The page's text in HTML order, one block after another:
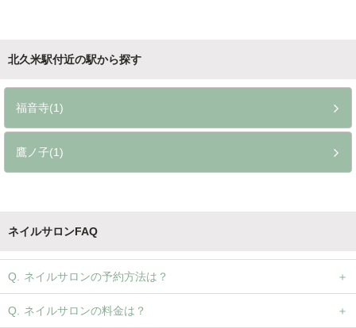
北久米駅付近の駅から探す
福音寺(1)
鷹ノ子(1)
ネイルサロンFAQ
ネイルサロンの予約方法は？
ネイルサロンの料金は？